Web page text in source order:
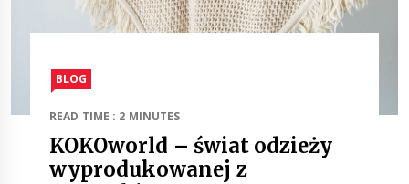
BLOG
READ TIME : 2 MINUTES
KOKOworld – świat odzieży
wyprodukowanej z